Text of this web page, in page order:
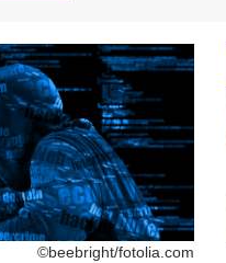
©beebright/fotolia.com